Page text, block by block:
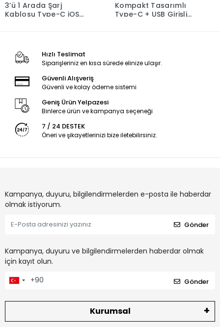
3’ü 1 Arada Şarj
Kablosu Type-C iOS
Kompakt Tasarımlı
Type-C + USB Girişli
Hızlı Teslimat
Siparişleriniz en kısa sürede elinize ulaşır.
Güvenli Alışveriş
Güvenli ve kolay ödeme sistemi
Geniş Ürün Yelpazesi
Binlerce ürün ve kampanya seçeneği
7 / 24 DESTEK
Öneri ve şikayetlerinizi bize iletebilirsiniz.
Kampanya, duyuru, bilgilendirmelerden e-posta ile haberdar
olmak istiyorum.
Gönder
Kampanya, duyuru ve bilgilendirmelerden haberdar olmak
için kayıt olun.
Gönder
Kurumsal